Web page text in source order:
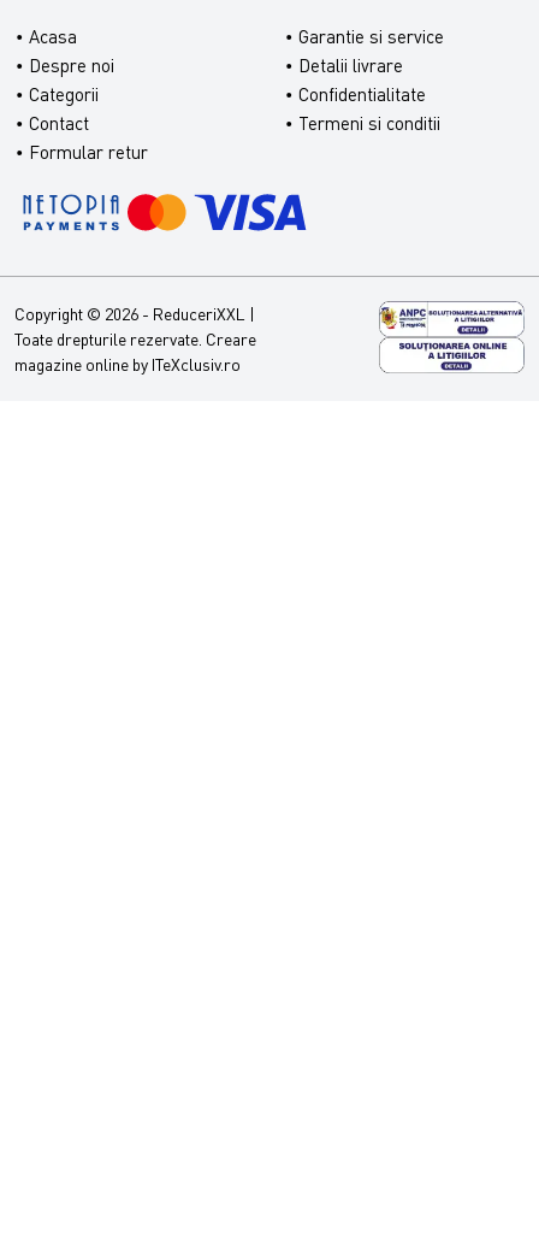
Acasa
Despre noi
Categorii
Contact
Formular retur
Garantie si service
Detalii livrare
Confidentialitate
Termeni si conditii
Copyright © 2026 - ReduceriXXL |
Toate drepturile rezervate. Creare
magazine online by ITeXclusiv.ro